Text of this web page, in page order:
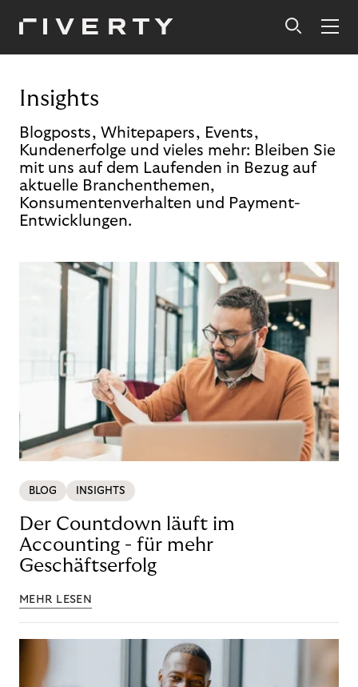
Insights
Blogposts, Whitepapers, Events,
Kundenerfolge und vieles mehr: Bleiben Sie
mit uns auf dem Laufenden in Bezug auf
aktuelle Branchenthemen,
Konsumentenverhalten und Payment-
Entwicklungen.
BLOG INSIGHTS
Der Countdown läuft im
Accounting - für mehr
Geschäftserfolg
MEHR LESEN